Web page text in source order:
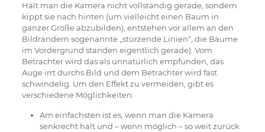
Hält man die Kamera nicht vollständig gerade, sondern
kippt sie nach hinten (um vielleicht einen Baum in
ganzer Größe abzubilden), entstehen vor allem an den
Bildrändern sogenannte „stürzende Linien“, die Bäume
im Vordergrund standen eigentlich gerade). Vom
Betrachter wird das als unnatürlich empfunden, das
Auge irrt durchs Bild und dem Betrachter wird fast
schwindelig. Um den Effekt zu vermeiden, gibt es
verschiedene Möglichkeiten:
Am einfachsten ist es, wenn man die Kamera
senkrecht hält und – wenn möglich – so weit zurück